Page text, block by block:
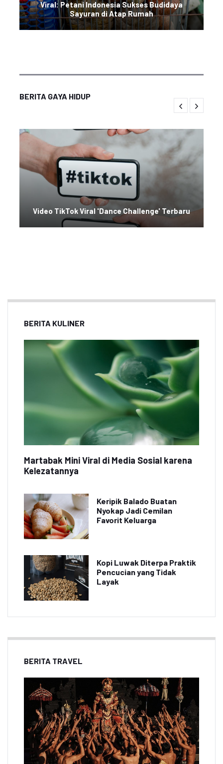
Viral: Petani Indonesia Sukses Budidaya
Sayuran di Atap Rumah
BERITA GAYA HIDUP
Video TikTok Viral 'Dance Challenge' Terbaru
BERITA KULINER
Martabak Mini Viral di Media Sosial karena
Kelezatannya
Keripik Balado Buatan
Nyokap Jadi Cemilan
Favorit Keluarga
Kopi Luwak Diterpa Praktik
Pencucian yang Tidak
Layak
BERITA TRAVEL